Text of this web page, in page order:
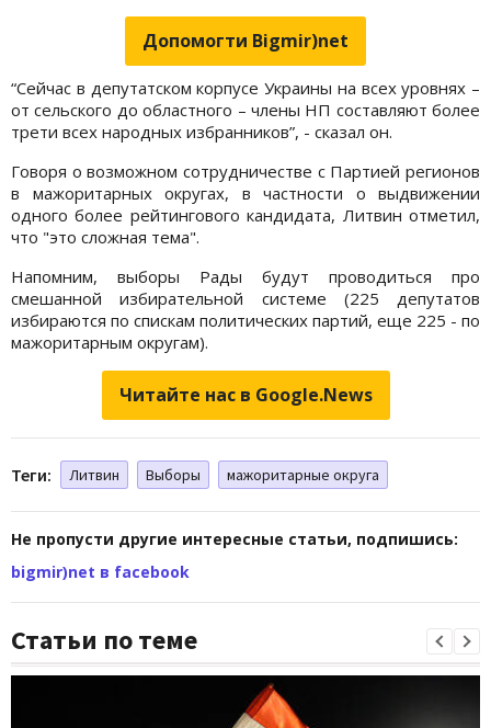
Допомогти Bigmir)net
“Сейчас в депутатском корпусе Украины на всех уровнях –
от сельского до областного – члены НП составляют более
трети всех народных избранников”, - сказал он.
Говоря о возможном сотрудничестве с Партией регионов
в мажоритарных округах, в частности о выдвижении
одного более рейтингового кандидата, Литвин отметил,
что "это сложная тема".
Напомним, выборы Рады будут проводиться про
смешанной избирательной системе (225 депутатов
избираются по спискам политических партий, еще 225 - по
мажоритарным округам).
Читайте нас в Google.News
Теги: Литвин Выборы мажоритарные округа
Не пропусти другие интересные статьи, подпишись:
bigmir)net в facebook
Статьи по теме